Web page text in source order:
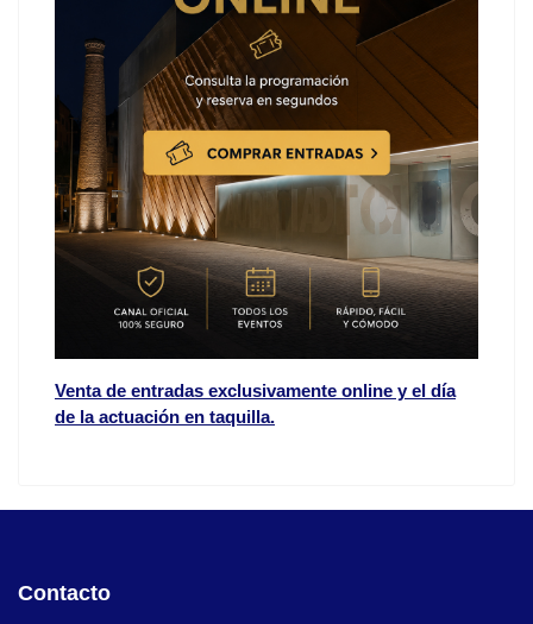
Venta de entradas exclusivamente online y el día
de la actuación en taquilla.
Contacto